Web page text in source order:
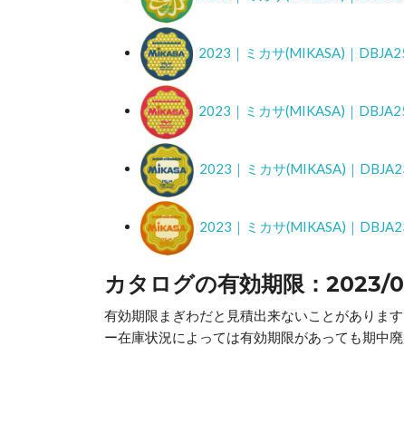
2023｜ミカサ(MIKASA)｜
2023｜ミカサ(MIKASA)｜
2023｜ミカサ(MIKASA)｜
2023｜ミカサ(MIKASA)｜
カタログの有効期限：2023/
有効期限まぎわだと見積出来ないことがありま
ー在庫状況によっては有効期限があっても期中